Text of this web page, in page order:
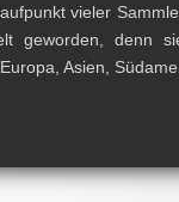
vieler
geworden, denn
Asien,